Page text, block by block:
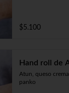
$5.100
Hand roll de
Atun, queso
panko